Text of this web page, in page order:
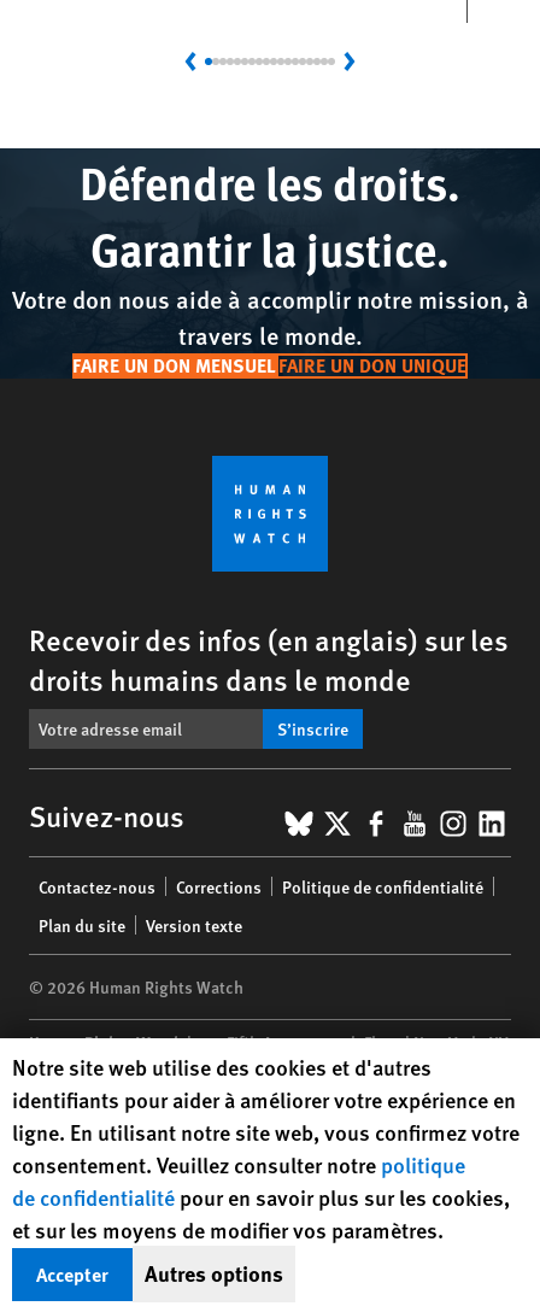
Previous Next
Défendre les droits.
Garantir la justice.
Votre don nous aide à accomplir notre mission, à
travers le monde.
FAIRE UN DON MENSUELFAIRE UN DON UNIQUE
Recevoir des infos (en anglais) sur les
droits humains dans le monde
S’inscrire
Suivez-nous BlueSky
X Facebook
YouTube
menu
Contactez-nous Corrections
Politique de confidentialité
Plan du site
Version texte
© 2026 Human Rights Watch
Human Rights Watch| 350 Fifth Avenue, 34th Floor | New York,NY
10118-3299USA |t1.212.290.4700
Human Rights Watchis a 501(C)(3) nonprofit registered in the US
under EIN: 13-2875808
Human Rights Watch cookie preferences
Notre site web utilise des cookies et d'autres
identifiants pour aider à améliorer votre expérience en
ligne. En utilisant notre site web, vous confirmez votre
consentement. Veuillez consulter notre politique
de confidentialité pour en savoir plus sur les cookies,
et sur les moyens de modifier vos paramètres.
Accepter Autres options